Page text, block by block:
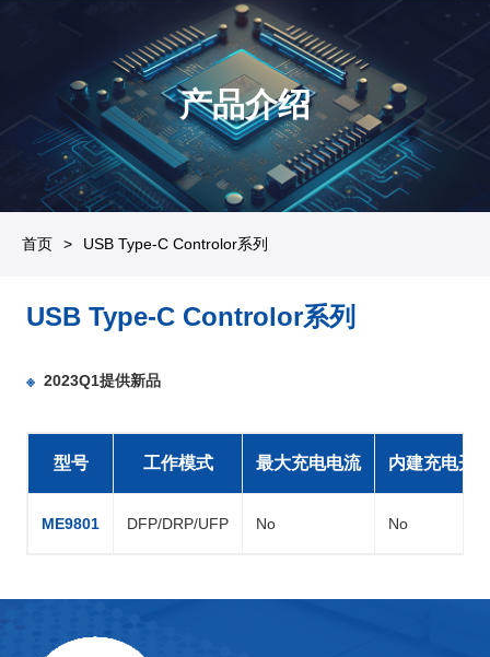
产品介绍
首页 USB Type-C Controlor系列
USB Type-C Controlor系列
※ 2023Q1提供新品
型号 工作模式 最大充电电流 内建充电开
ME9801 DFP/DRP/UFP No No